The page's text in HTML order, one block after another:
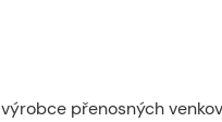
výrobce přenosných